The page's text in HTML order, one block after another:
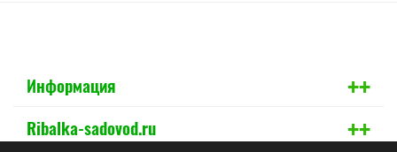
Информация +
+
Ribalka-sadovod.ru +
+